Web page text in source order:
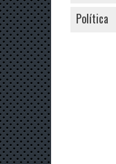
Política